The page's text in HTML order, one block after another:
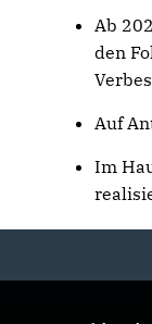
Ab
den
Auf
Im